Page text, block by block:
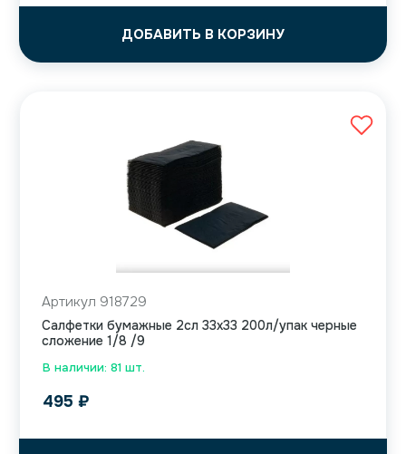
ДОБАВИТЬ В КОРЗИНУ
В наличии: 81 шт.
Артикул 918729
Салфетки бумажные 2сл 33х33 200л/упак черные
сложение 1/8 /9
495 ₽